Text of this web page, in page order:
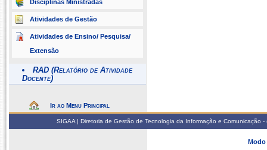
Disciplinas Ministradas
Atividades de Gestão
Atividades de Ensino/ Pesquisa/
Extensão
RAD (Relatório de Atividade
Docente)
Ir ao Menu Principal
SIGAA | Diretoria de Gestão de Tecnologia da Informação e
Modo